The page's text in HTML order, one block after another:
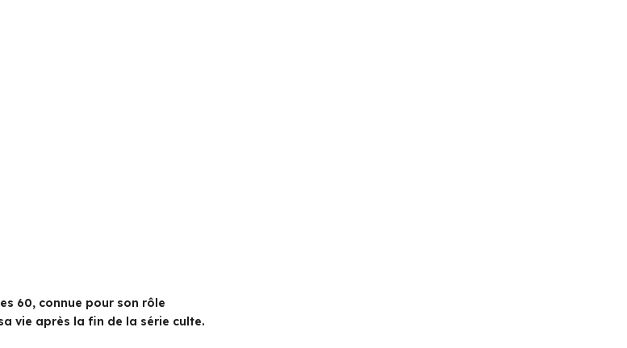
60, connue pour son rôle
vie après la fin de la série culte.